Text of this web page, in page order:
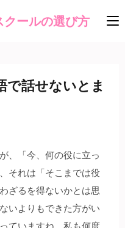
クールの選び方
で話せないとま
、「今、何の役に立っ
それは「そこまでは役
ざるを得ないかとは思
いよりもできた方がい
ていますね。私も何度